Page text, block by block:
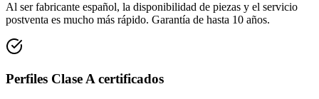
Al ser fabricante español, la disponibilidad de piezas y el servicio
postventa es mucho más rápido. Garantía de hasta 10 años.
Perfiles Clase A certificados